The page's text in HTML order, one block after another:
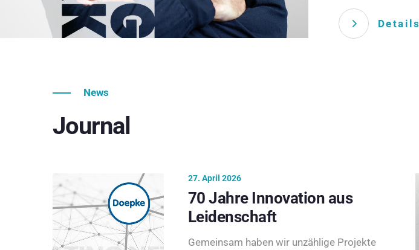
Details
News
Journal
27. April 2026
70 Jahre Innovation aus
Leidenschaft
Gemeinsam haben wir unzählige Projekte